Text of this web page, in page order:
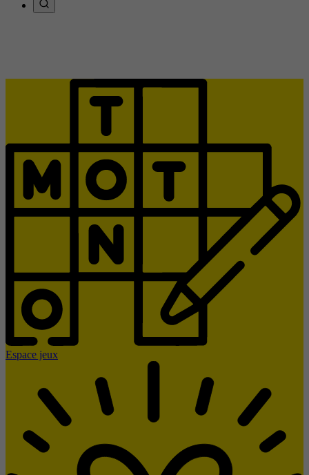
Espace jeux